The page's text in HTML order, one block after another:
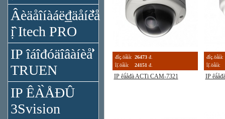
Âèäåîíàáë₫äåíèå
ị̂ Itech PRO
IP îáîđóäîâàíèå
TRUEN
IP ÊÀ̀ÅĐÛ
3Svision
đîç.öåíà: 26473 đ.
îị̈.öåíà:
24151 đ.
IP êà́åđà ACTi CAM-7321
đîç.öåíà:
îị̈.öåíà:
IP